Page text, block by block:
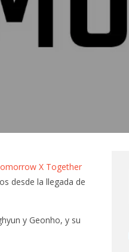
X Together
desde la llegada de
y Geonho, y su